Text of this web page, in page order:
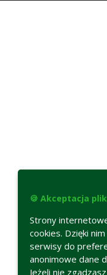
🍪 Akceptacja
Strony
cookies. Dzięki
serwisy do
anonimowe dane
Jeżeli nie